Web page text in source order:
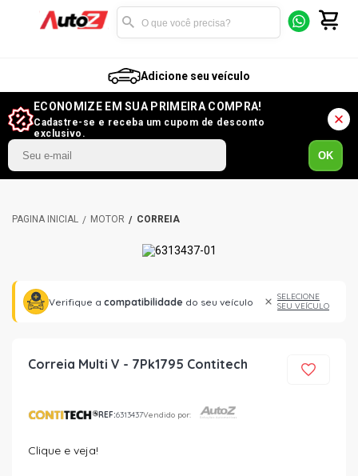
Adicione seu veículo
ECONOMIZE EM SUA PRIMEIRA COMPRA!
Cadastre-se e receba um cupom de desconto
exclusivo.
OK
MOTOR CORREIA
Verifique a compatibilidade do seu veículo
SELECIONE
SEU VEÍCULO
Correia Multi V - 7Pk1795 Contitech
REF:6313437Vendido por:
Clique e veja!